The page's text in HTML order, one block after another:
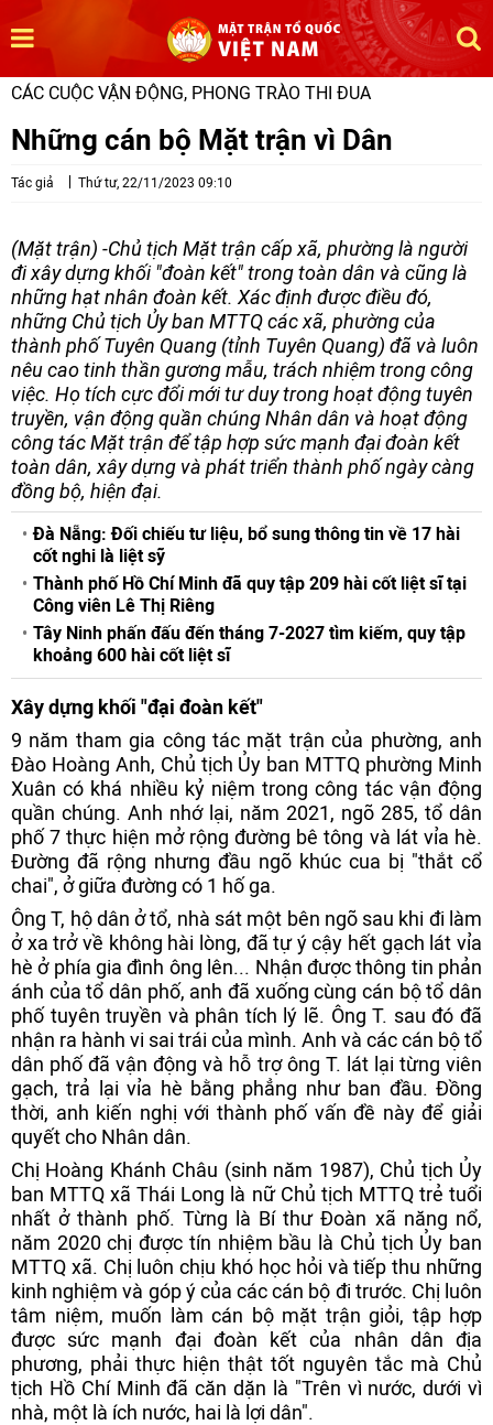
CÁC CUỘC VẬN ĐỘNG, PHONG TRÀO THI ĐUA
Những cán bộ Mặt trận vì Dân
Tác giả Thứ tư, 22/11/2023 09:10
(Mặt trận) -Chủ tịch Mặt trận cấp xã, phường là người
đi xây dựng khối "đoàn kết" trong toàn dân và cũng là
những hạt nhân đoàn kết. Xác định được điều đó,
những Chủ tịch Ủy ban MTTQ các xã, phường của
thành phố Tuyên Quang (tỉnh Tuyên Quang) đã và luôn
nêu cao tinh thần gương mẫu, trách nhiệm trong công
việc. Họ tích cực đổi mới tư duy trong hoạt động tuyên
truyền, vận động quần chúng Nhân dân và hoạt động
công tác Mặt trận để tập hợp sức mạnh đại đoàn kết
toàn dân, xây dựng và phát triển thành phố ngày càng
đồng bộ, hiện đại.
Đà Nẵng: Đối chiếu tư liệu, bổ sung thông tin về 17 hài
cốt nghi là liệt sỹ
Thành phố Hồ Chí Minh đã quy tập 209 hài cốt liệt sĩ tại
Công viên Lê Thị Riêng
Tây Ninh phấn đấu đến tháng 7-2027 tìm kiếm, quy tập
khoảng 600 hài cốt liệt sĩ
Xây dựng khối "đại đoàn kết"
9 năm tham gia công tác mặt trận của phường, anh
Đào Hoàng Anh, Chủ tịch Ủy ban MTTQ phường Minh
Xuân có khá nhiều kỷ niệm trong công tác vận động
quần chúng. Anh nhớ lại, năm 2021, ngõ 285, tổ dân
phố 7 thực hiện mở rộng đường bê tông và lát vỉa hè.
Đường đã rộng nhưng đầu ngõ khúc cua bị "thắt cổ
chai", ở giữa đường có 1 hố ga.
Ông T, hộ dân ở tổ, nhà sát một bên ngõ sau khi đi làm
ở xa trở về không hài lòng, đã tự ý cậy hết gạch lát vỉa
hè ở phía gia đình ông lên... Nhận được thông tin phản
ánh của tổ dân phố, anh đã xuống cùng cán bộ tổ dân
phố tuyên truyền và phân tích lý lẽ. Ông T. sau đó đã
nhận ra hành vi sai trái của mình. Anh và các cán bộ tổ
dân phố đã vận động và hỗ trợ ông T. lát lại từng viên
gạch, trả lại vỉa hè bằng phẳng như ban đầu. Đồng
thời, anh kiến nghị với thành phố vấn đề này để giải
quyết cho Nhân dân.
Chị Hoàng Khánh Châu (sinh năm 1987), Chủ tịch Ủy
ban MTTQ xã Thái Long là nữ Chủ tịch MTTQ trẻ tuổi
nhất ở thành phố. Từng là Bí thư Đoàn xã năng nổ,
năm 2020 chị được tín nhiệm bầu là Chủ tịch Ủy ban
MTTQ xã. Chị luôn chịu khó học hỏi và tiếp thu những
kinh nghiệm và góp ý của các cán bộ đi trước. Chị luôn
tâm niệm, muốn làm cán bộ mặt trận giỏi, tập hợp
được sức mạnh đại đoàn kết của nhân dân địa
phương, phải thực hiện thật tốt nguyên tắc mà Chủ
tịch Hồ Chí Minh đã căn dặn là "Trên vì nước, dưới vì
nhà, một là ích nước, hai là lợi dân".